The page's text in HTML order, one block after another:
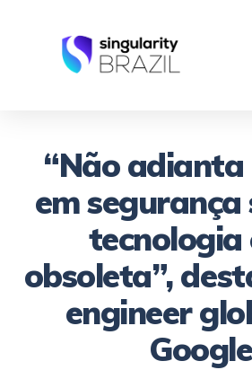
“Não
em segurança
tecnologia
obsoleta”,
engineer
Google